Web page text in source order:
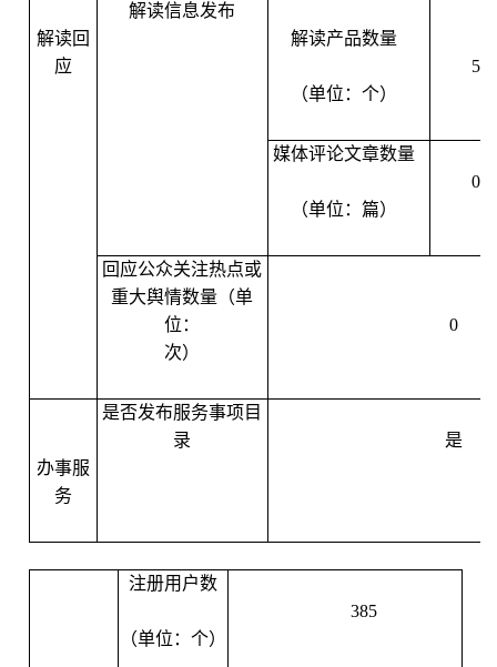
解读信息发布
解读回
应
解读产品数量
5
（单位：个）
媒体评论文章数量
0
（单位：篇）
回应公众关注热点或
重大舆情数量（单
位：
0
次）
是否发布服务事项目
录
是
办事服
务
注册用户数
385
（单位：个）